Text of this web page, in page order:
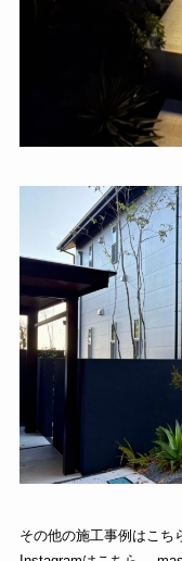
その他の施工事例はこち